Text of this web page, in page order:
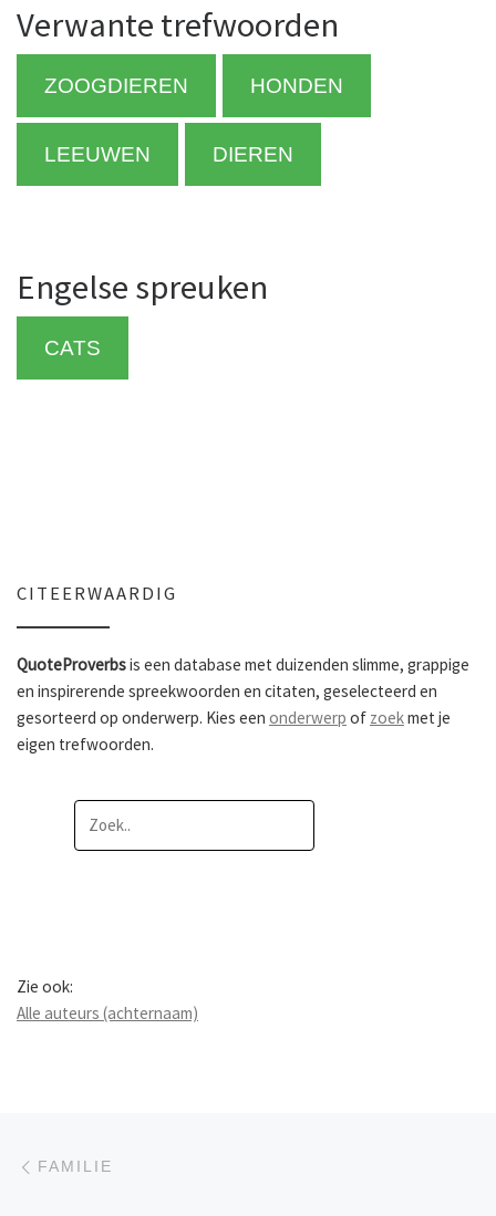
Verwante trefwoorden
ZOOGDIEREN HONDEN
LEEUWEN DIEREN
Engelse spreuken
CATS
CITEERWAARDIG
QuoteProverbsis een database met duizenden slimme, grappige
en inspirerende spreekwoorden en citaten, geselecteerd en
gesorteerd op onderwerp. Kies een onderwerp of zoekmet je
eigen trefwoorden.
Zie ook:
Alle auteurs (achternaam)
Berichtnavigatie
FAMILIE